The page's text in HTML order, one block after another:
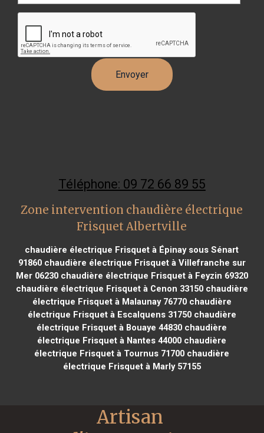
Téléphone: 09 72 66 89 55
Zone intervention chaudière électrique
Frisquet Albertville
chaudière électrique Frisquet à Épinay sous Sénart
91860chaudière électrique Frisquet à Villefranche sur
Mer 06230chaudière électrique Frisquet à Feyzin 69320
chaudière électrique Frisquet à Cenon 33150chaudière
électrique Frisquet à Malaunay 76770chaudière
électrique Frisquet à Escalquens 31750chaudière
électrique Frisquet à Bouaye 44830 chaudière
électrique Frisquet à Nantes 44000 chaudière
électrique Frisquet à Tournus 71700 chaudière
électrique Frisquet à Marly 57155
Artisan